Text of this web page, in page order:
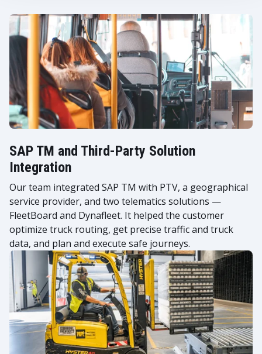
SAP TM and Third-Party Solution
Integration
Our team integrated SAP TM with PTV, a geographical
service provider, and two telematics solutions —
FleetBoard and Dynafleet. It helped the customer
optimize truck routing, get precise traffic and truck
data, and plan and execute safe journeys.